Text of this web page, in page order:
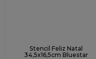
Stencil Feliz Natal
34,5x16,5cm Bluestar